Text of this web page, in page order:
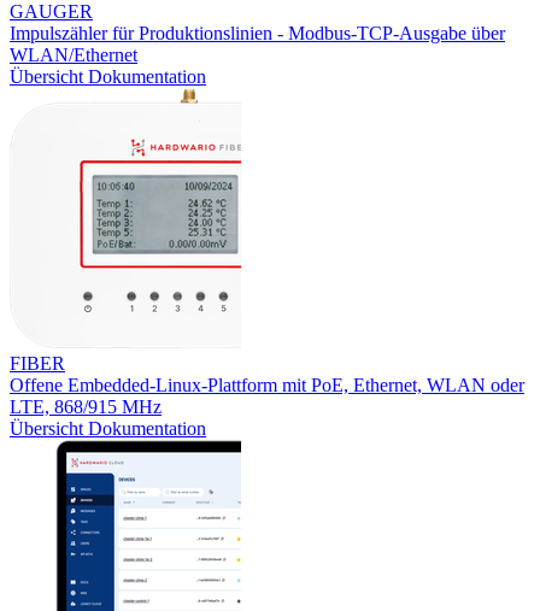
GAUGER
Impulszähler für Produktionslinien - Modbus-TCP-Ausgabe über
WLAN/Ethernet
Übersicht Dokumentation
FIBER
Offene Embedded-Linux-Plattform mit PoE, Ethernet, WLAN oder
LTE, 868/915 MHz
Übersicht Dokumentation